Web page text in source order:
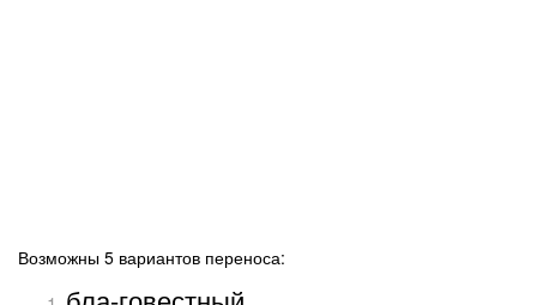
Возможны 5 вариантов переноса: